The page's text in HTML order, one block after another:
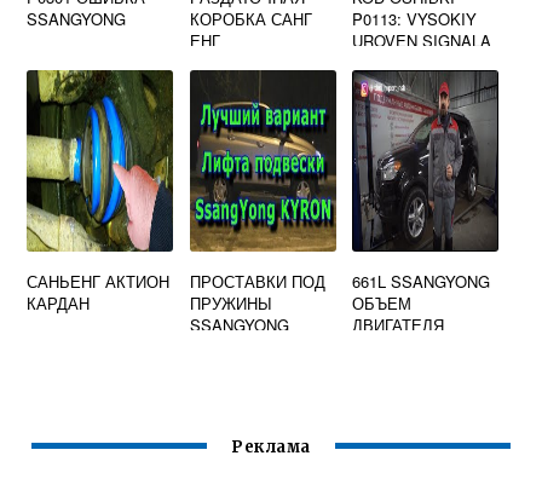
SSANGYONG
КОРОБКА САНГ
ЕНГ
P0113: VYSOKIY
UROVEN SIGNALA
BANK 1
TEMPERATURA
VPUSKAEMOGO
VOZDUHA
САНЬЕНГ АКТИОН
КАРДАН
ПРОСТАВКИ ПОД
ПРУЖИНЫ
SSANGYONG
661L SSANGYONG
ОБЪЕМ
ДВИГАТЕЛЯ
Реклама